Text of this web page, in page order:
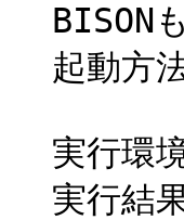
BISON
起動方
実行環
実行結